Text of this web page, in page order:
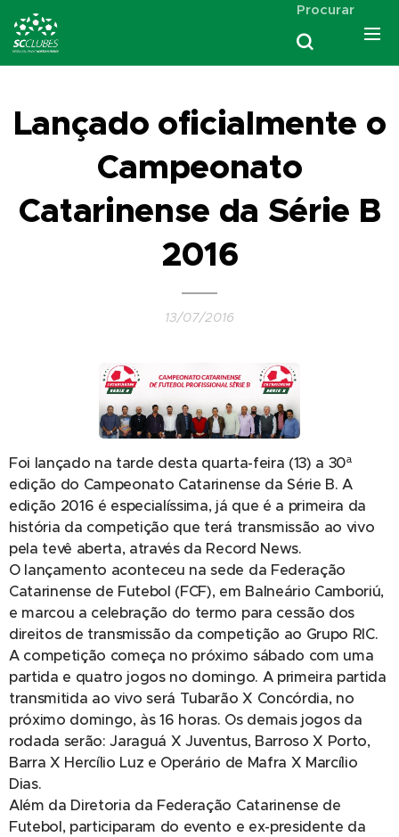
Procurar
Lançado oficialmente o
Campeonato
Catarinense da Série B
2016
13/07/2016
Foi lançado na tarde desta quarta-feira (13) a 30ª
edição do Campeonato Catarinense da Série B. A
edição 2016 é especialíssima, já que é a primeira da
história da competição que terá transmissão ao vivo
pela tevê aberta, através da Record News.
O lançamento aconteceu na sede da Federação
Catarinense de Futebol (FCF), em Balneário Camboriú,
e marcou a celebração do termo para cessão dos
direitos de transmissão da competição ao Grupo RIC.
A competição começa no próximo sábado com uma
partida e quatro jogos no domingo. A primeira partida
transmitida ao vivo será Tubarão X Concórdia, no
próximo domingo, às 16 horas. Os demais jogos da
rodada serão: Jaraguá X Juventus, Barroso X Porto,
Barra X Hercílio Luz e Operário de Mafra X Marcílio
Dias.
Além da Diretoria da Federação Catarinense de
Futebol, participaram do evento e ex-presidente da